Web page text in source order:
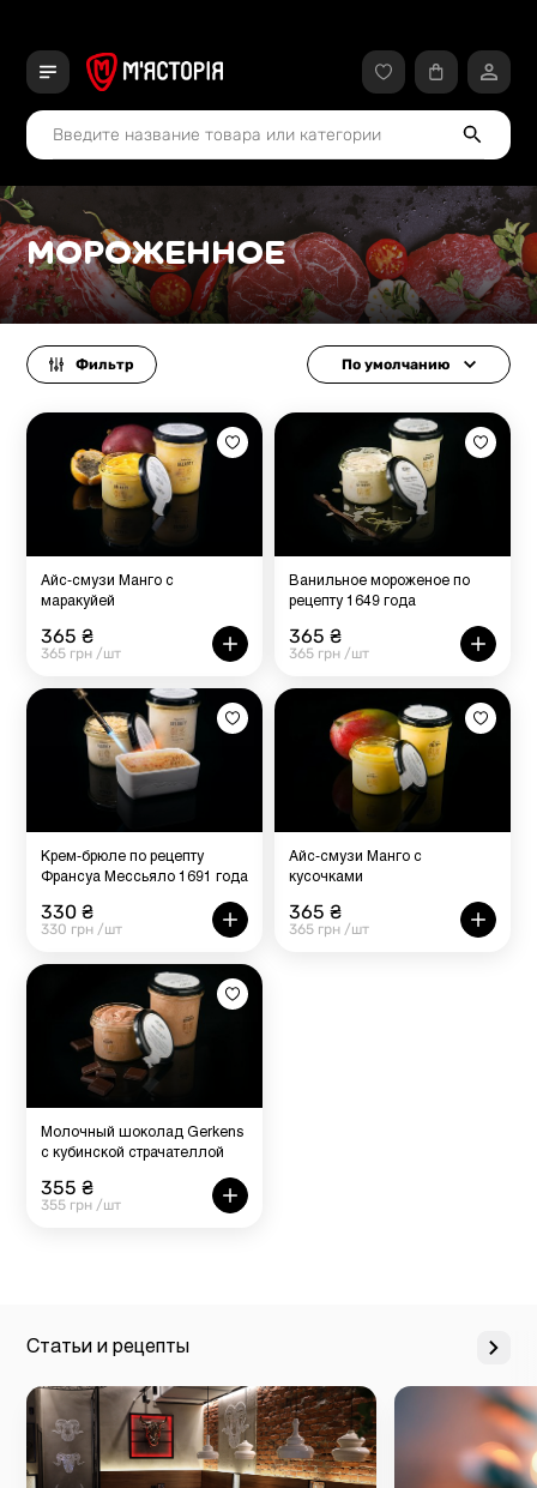
МОРОЖЕННОЕ
Фильтр По умолчанию
Айс-смузи Манго с
маракуйей
365 ₴
365 грн /шт
Ванильное мороженое по
рецепту 1649 года
365 ₴
365 грн /шт
Крем-брюле по рецепту
Франсуа Мессьяло 1691 года
330 ₴
330 грн /шт
Айс-смузи Манго с
кусочками
365 ₴
365 грн /шт
Молочный шоколад Gerkens
с кубинской страчателлой
355 ₴
355 грн /шт
Статьи и рецепты